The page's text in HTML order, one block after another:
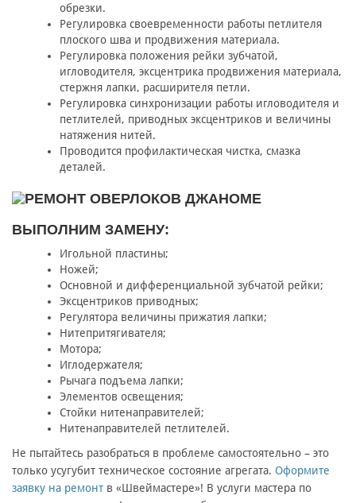
обрезки.
Регулировка своевременности работы петлителя
плоского шва и продвижения материала.
Регулировка положения рейки зубчатой,
игловодителя, эксцентрика продвижения материала,
стержня лапки, расширителя петли.
Регулировка синхронизации работы игловодителя и
петлителей, приводных эксцентриков и величины
натяжения нитей.
Проводится профилактическая чистка, смазка
деталей.
ВЫПОЛНИМ ЗАМЕНУ:
Игольной пластины;
Ножей;
Основной и дифференциальной зубчатой рейки;
Эксцентриков приводных;
Регулятора величины прижатия лапки;
Нитепритягивателя;
Мотора;
Иглодержателя;
Рычага подъема лапки;
Элементов освещения;
Стойки нитенаправителей;
Нитенаправителей петлителей.
Не пытайтесь разобраться в проблеме самостоятельно – это
только усугубит техническое состояние агрегата. Оформите
заявку на ремонт в «Швеймастере»! В услуги мастера по